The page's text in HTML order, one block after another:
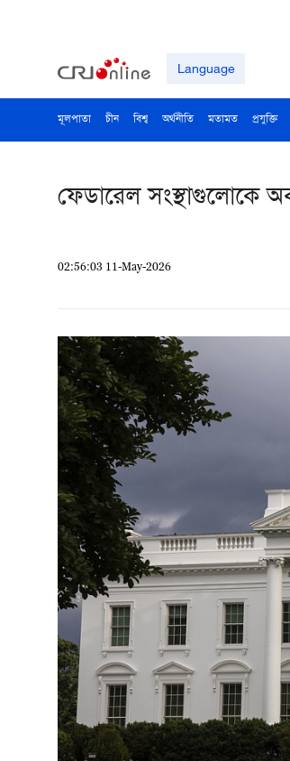
Language
মূলপাতা চীন বিশ্ব অর্থনীতি মতামত প্রযুক্তি
ফেডারেল সংস্থাগুলোকে
02:56:03 11-May-2026